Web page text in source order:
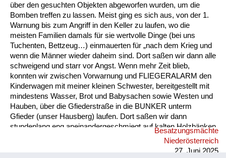
über den gesuchten Objekten abgeworfen wurden, um die
Bomben treffen zu lassen. Meist ging es sich aus, von der 1.
Warnung bis zum Angriff in den Keller zu laufen, wo die
meisten Familien damals für sie wertvolle Dinge (bei uns
Tuchenten, Bettzeug…) einmauerten für „nach dem Krieg und
wenn die Männer wieder daheim sind. Dort saßen wir dann alle
schweigend und starr vor Angst. Wenn mehr Zeit blieb,
konnten wir zwischen Vorwarnung und FLIEGERALARM den
Kinderwagen mit meiner kleinen Schwester, bereitgestellt mit
mindestens Wasser, Brot und Babysachen sowie Westen und
Hauben, über die Gfiederstraße in die BUNKER unterm
Gfieder (unser Hausberg) laufen. Dort saßen wir dann
stundenlang eng aneinandergeschmiegt auf kalten Holzbänken
Bombeneinschläge in nächster Nähe überlebt, aber auf der
Besatzungsmächte
Niederösterreich
27. Juni 2025